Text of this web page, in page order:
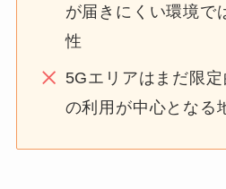
が届きにくい環境で
性
5Gエリアはまだ限
の利用が中心となる